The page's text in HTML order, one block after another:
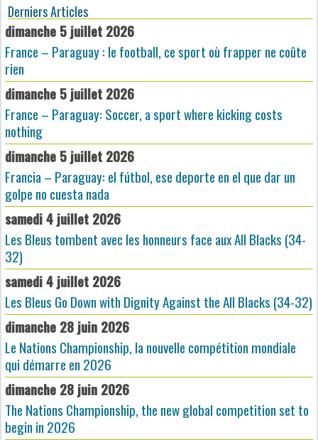
Derniers Articles
dimanche 5 juillet 2026
France – Paraguay : le football, ce sport où frapper ne coûte
rien
dimanche 5 juillet 2026
France – Paraguay: Soccer, a sport where kicking costs
nothing
dimanche 5 juillet 2026
Francia – Paraguay: el fútbol, ese deporte en el que dar un
golpe no cuesta nada
samedi 4 juillet 2026
Les Bleus tombent avec les honneurs face aux All Blacks (34-
32)
samedi 4 juillet 2026
Les Bleus Go Down with Dignity Against the All Blacks (34-32)
dimanche 28 juin 2026
Le Nations Championship, la nouvelle compétition mondiale
qui démarre en 2026
dimanche 28 juin 2026
The Nations Championship, the new global competition set to
begin in 2026